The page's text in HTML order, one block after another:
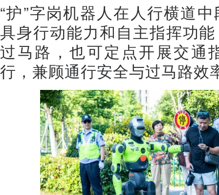
“护”字岗机器人在人行横道
具身行动能力和自主指挥功
过马路，也可定点开展交通
行，兼顾通行安全与过马路效